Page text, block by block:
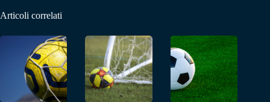
Articoli correlati